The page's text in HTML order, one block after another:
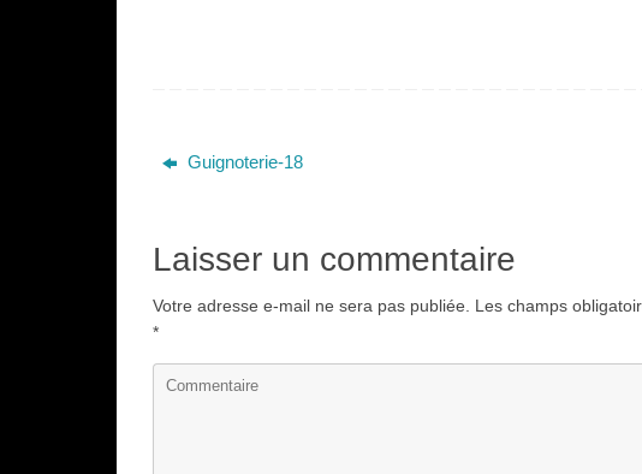
Guignoterie-18
Laisser un commentaire
Votre adresse e-mail ne sera pas publiée. Les champs
*